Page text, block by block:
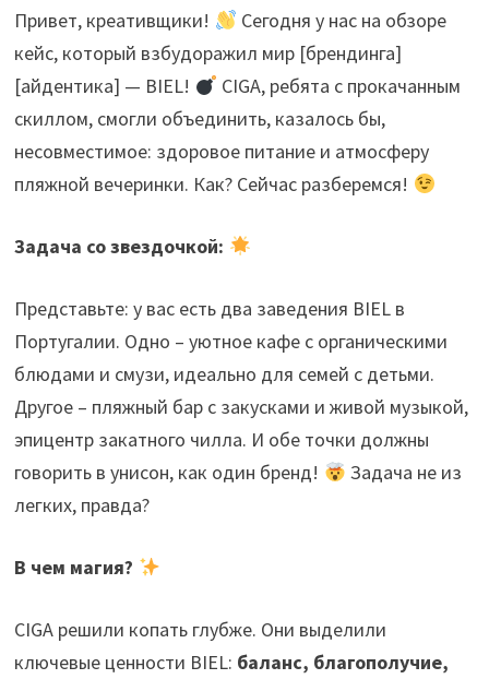
Привет, креативщики!
Сегодня у нас на обзоре
кейс, который взбудоражил мир [брендинга]
[айдентика] — BIEL!
CIGA, ребята с прокачанным
скиллом, смогли объединить, казалось бы,
несовместимое: здоровое питание и атмосферу
пляжной вечеринки. Как? Сейчас разберемся!
Задача со звездочкой:
Представьте: у вас есть два заведения BIEL в
Португалии. Одно – уютное кафе с органическими
блюдами и смузи, идеально для семей с детьми.
Другое – пляжный бар с закусками и живой музыкой,
эпицентр закатного чилла. И обе точки должны
говорить в унисон, как один бренд!
Задача не из
легких, правда?
В чем магия?
CIGA решили копать глубже. Они выделили
ключевые ценности BIEL: баланс, благополучие,